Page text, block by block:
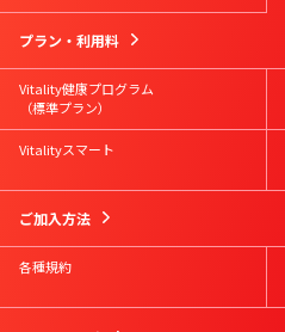
プラン・利用料
Vitality健康プログラム
（標準プラン）
Vitalityスマート
ご加入方法
各種規約